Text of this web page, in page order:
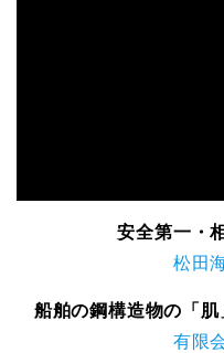
安全第一・
松田
船舶の鋼構造物の「
有限